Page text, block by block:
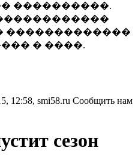
����������.
�������������
� ����.
12:58, smi58.ru Сообщить нам
сезон